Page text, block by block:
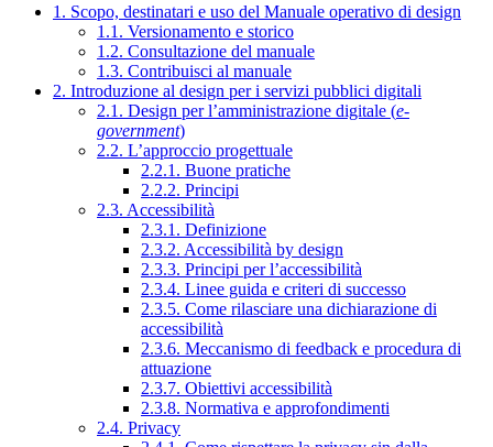
1. Scopo, destinatari e uso del Manuale operativo di design
1.1. Versionamento e storico
1.2. Consultazione del manuale
1.3. Contribuisci al manuale
2. Introduzione al design per i servizi pubblici digitali
2.1. Design per l’amministrazione digitale (e-
government)
2.2. L’approccio progettuale
2.2.1. Buone pratiche
2.2.2. Principi
2.3. Accessibilità
2.3.1. Definizione
2.3.2. Accessibilità by design
2.3.3. Principi per l’accessibilità
2.3.4. Linee guida e criteri di successo
2.3.5. Come rilasciare una dichiarazione di
accessibilità
2.3.6. Meccanismo di feedback e procedura di
attuazione
2.3.7. Obiettivi accessibilità
2.3.8. Normativa e approfondimenti
2.4. Privacy